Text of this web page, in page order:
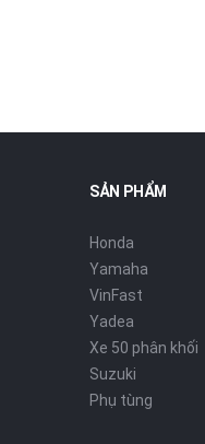
SẢN PHẨM
Honda
Yamaha
VinFast
Yadea
Xe 50 phân khối
Suzuki
Phụ tùng